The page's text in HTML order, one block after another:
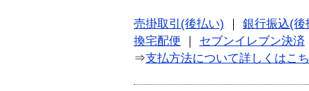
売掛取引(後払い)
銀行振込(後
換宅配便
セブンイレブン決済
⇒支払方法について詳しくはこ